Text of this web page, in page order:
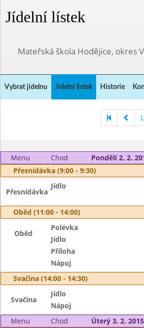
Jídelní lístek
Mateřská škola Hodějice, okres
Vybrat jídelnu Jídelní lístek Historie
Menu Chod
Pondělí 2. 2.
Přesnídávka (9:00 - 9:30)
Přesnídávka
Jídlo
Oběd (11:00 - 14:00)
Oběd
Polévka
Jídlo
Příloha
Nápoj
Svačina (14:00 - 14:30)
Svačina
Jídlo
Nápoj
Menu
Chod
Úterý 3. 2. 2015